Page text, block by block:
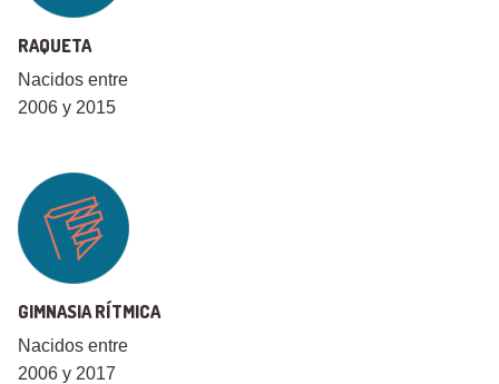
RAQUETA
Nacidos entre
2006 y 2015
GIMNASIA RÍTMICA
Nacidos entre
2006 y 2017